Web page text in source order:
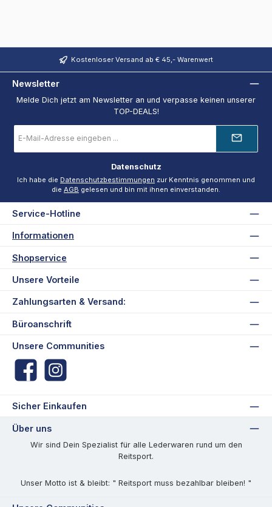
Kostenloser Versand ab € 45,- Warenwert
Newsletter
Melde Dich jetzt am Newsletter an und verpasse keinen unserer
TOP-DEALS!
Mail-
Datenschutz
Ich habe die Datenschutzbestimmungen zur Kenntnis genommen und
die AGB gelesen und bin mit ihnen einverstanden.
Service-Hotline
Informationen
Shopservice
Unsere Vorteile
Unsere Communities
FacebookInstagram
Zahlungsarten & Versand:
Büroanschrift
Sicher Einkaufen
Über uns
Wir sind Dein Spezialist für alle Lederwaren rund um den
Reitsport.
Unser Motto ist & bleibt: " Reitsport muss bezahlbar bleiben! "